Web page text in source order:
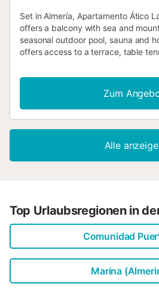
Set in Almería, Apartamento Ático
offers a balcony with sea and
seasonal outdoor pool, sauna and
offers access to a terrace, table
Zum
Alle
Top Urlaubsregionen in
Comunidad
Marina